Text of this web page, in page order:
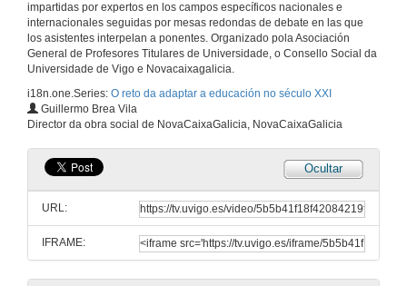
impartidas por expertos en los campos específicos nacionales e
internacionales seguidas por mesas redondas de debate en las que
los asistentes interpelan a ponentes. Organizado pola Asociación
General de Profesores Titulares de Universidade, o Consello Social da
Universidade de Vigo e Novacaixagalicia.
i18n.one.Series: O reto da adaptar a educación no século XXI
Guillermo Brea Vila
Director da obra social de NovaCaixaGalicia, NovaCaixaGalicia
Ocultar
URL:
IFRAME:
Intervención de D. Pedro Pablo Gallego